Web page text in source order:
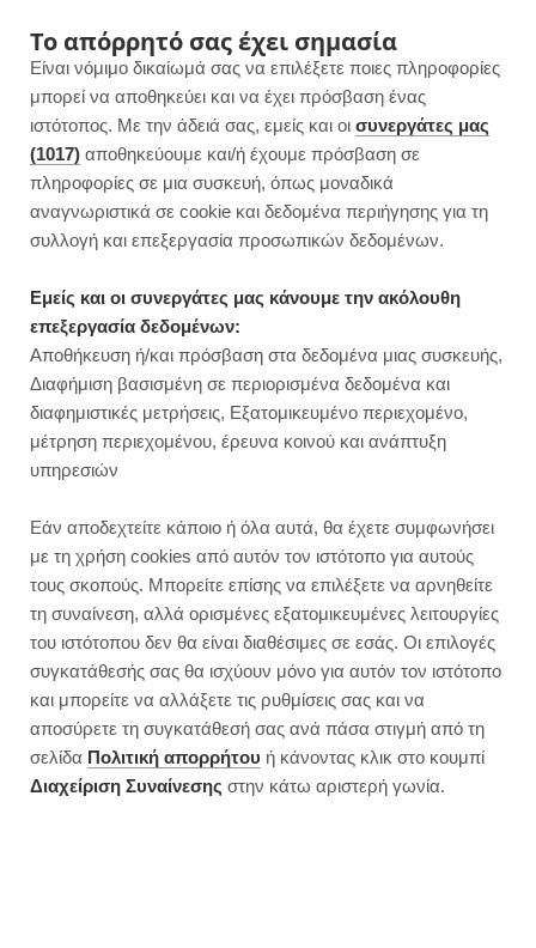
a
c
e
b
o
k
n
s
t
a
a
m
i
n
t
e
s
t
o
u
T
u
TAG
ΣΠΑΓΓΈΤΙ ΚΑΡΌΤΟΥ
Εύκολη μακαρονάδα με
μελιτζάνες σε ένα σκεύος |
Νηστίσιμη συνταγή
Το απόρρητό σας έχει σημασία
Είναι νόμιμο δικαίωμά σας να επιλέξετε ποιες πληροφορίες
μπορεί να αποθηκεύει και να έχει πρόσβαση ένας
ιστότοπος. Με την άδειά σας, εμείς και οι συνεργάτες μας
(1017) αποθηκεύουμε και/ή έχουμε πρόσβαση σε
πληροφορίες σε μια συσκευή, όπως μοναδικά
αναγνωριστικά σε cookie και δεδομένα περιήγησης για τη
συλλογή και επεξεργασία προσωπικών δεδομένων.
Εμείς και οι συνεργάτες μας κάνουμε την ακόλουθη
επεξεργασία δεδομένων:
Αποθήκευση ή/και πρόσβαση στα δεδομένα μιας συσκευής,
Διαφήμιση βασισμένη σε περιορισμένα δεδομένα και
διαφημιστικές μετρήσεις, Εξατομικευμένο περιεχομένο,
μέτρηση περιεχομένου, έρευνα κοινού και ανάπτυξη
υπηρεσιών
Εάν αποδεχτείτε κάποιο ή όλα αυτά, θα έχετε συμφωνήσει
με τη χρήση cookies από αυτόν τον ιστότοπο για αυτούς
τους σκοπούς. Μπορείτε επίσης να επιλέξετε να αρνηθείτε
τη συναίνεση, αλλά ορισμένες εξατομικευμένες λειτουργίες
του ιστότοπου δεν θα είναι διαθέσιμες σε εσάς. Οι επιλογές
συγκατάθεσής σας θα ισχύουν μόνο για αυτόν τον ιστότοπο
και μπορείτε να αλλάξετε τις ρυθμίσεις σας και να
αποσύρετε τη συγκατάθεσή σας ανά πάσα στιγμή από τη
σελίδα Πολιτική απορρήτου ή κάνοντας κλικ στο κουμπί
Διαχείριση Συναίνεσης στην κάτω αριστερή γωνία.